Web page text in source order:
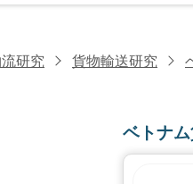
研究 貨物輸送研究
ベトナ